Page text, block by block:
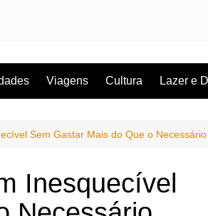
Viagens Cultura Lazer e
Sem Gastar Mais do Que o Necessário
Inesquecível